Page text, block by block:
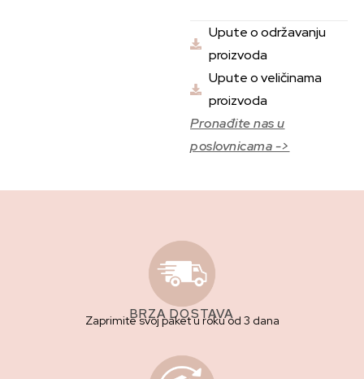
Upute o održavanju
proizvoda
Upute o veličinama
proizvoda
Pronađite nas u
poslovnicama ->
BRZA DOSTAVA
Zaprimite svoj paket u roku od 3 dana